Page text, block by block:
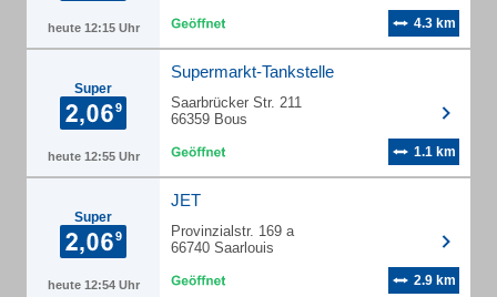
heute 12:15 Uhr 4.3 km
Super
heute 12:55 Uhr
Supermarkt-Tankstelle
Saarbrücker Str. 211
66359 Bous
1.1 km
Super
heute 12:54 Uhr
JET
Provinzialstr. 169 a
66740 Saarlouis
2.9 km